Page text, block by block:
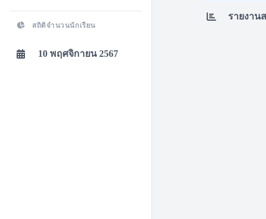
รายงาน
สถิติจำนวนนักเรียน
10 พฤศจิกายน 2567